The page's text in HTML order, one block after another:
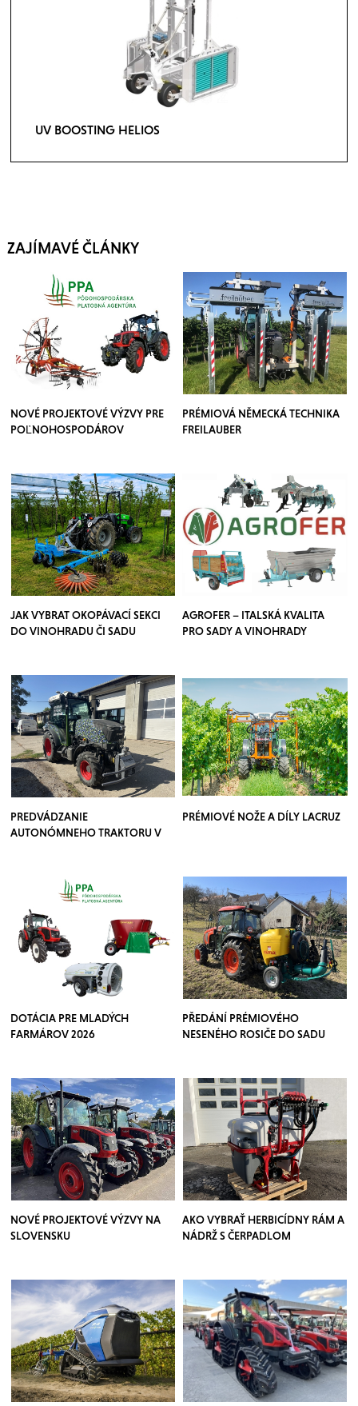
UV BOOSTING HELIOS
ZAJÍMAVÉ ČLÁNKY
NOVÉ PROJEKTOVÉ VÝZVY PRE
POĽNOHOSPODÁROV
PRÉMIOVÁ NĚMECKÁ TECHNIKA
FREILAUBER
JAK VYBRAT OKOPÁVACÍ SEKCI
DO VINOHRADU ČI SADU
AGROFER – ITALSKÁ KVALITA
PRO SADY A VINOHRADY
PREDVÁDZANIE
AUTONÓMNEHO TRAKTORU V
PRÉMIOVÉ NOŽE A DÍLY LACRUZ
DOTÁCIA PRE MLADÝCH
FARMÁROV 2026
PŘEDÁNÍ PRÉMIOVÉHO
NESENÉHO ROSIČE DO SADU
NOVÉ PROJEKTOVÉ VÝZVY NA
SLOVENSKU
AKO VYBRAŤ HERBICÍDNY RÁM A
NÁDRŽ S ČERPADLOM